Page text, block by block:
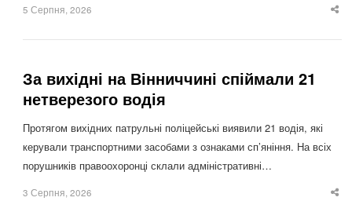
5 Серпня, 2026
За вихідні на Вінниччині спіймали 21
нетверезого водія
Протягом вихідних патрульні поліцейські виявили 21 водія, які
керували транспортними засобами з ознаками сп’яніння. На всіх
порушників правоохоронці склали адміністративні…
3 Серпня, 2026